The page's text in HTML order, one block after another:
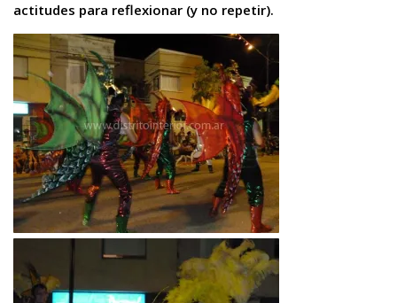
actitudes para reflexionar (y no repetir).